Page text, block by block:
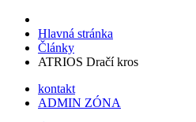
Hlavná stránka
Články
ATRIOS Dračí kros
kontakt
ADMIN ZÓNA